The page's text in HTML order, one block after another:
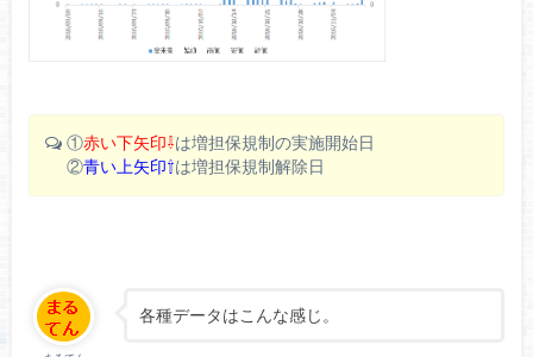
①赤い下矢印⇩は増担保規制の実施開始日
②青い上矢印⇧は増担保規制解除日
各種データはこんな感じ。